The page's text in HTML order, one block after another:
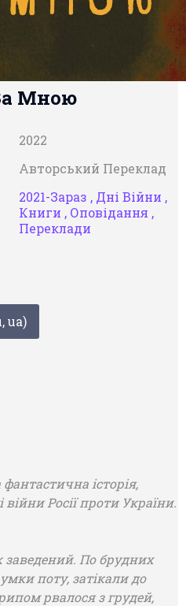
Мною
2022
Авторський Переклад
2021-Зараз , Дні Війни ,
Книги , Оповідання ,
Переклади
ua)
історія,
війни Росії проти України.
заведений. По брудних
поту, затікали до
рвалося з грудей,